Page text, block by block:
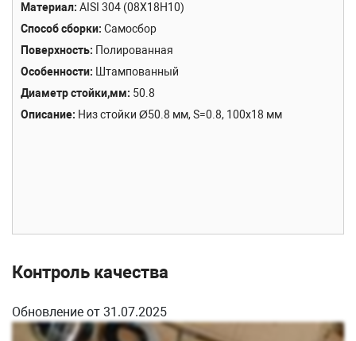
Материал AISI 304 (08Х18Н10)
Способ сборки Самосбор
Поверхность Полированная
Особенности
Штампованный
Диаметр стойки,мм 50.8
Описание Низ стойки Ø50.8 мм, S=0.8, 100х18 мм
Контроль качества
Обновление от 31.07.2025